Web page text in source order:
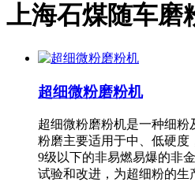
上海石煤随车磨
超细微粉磨粉机
超细微粉磨粉机是一种细
粉磨主要适用于中、低硬度
9级以下的非易燃易爆的非
试验和改进，为超细粉的生